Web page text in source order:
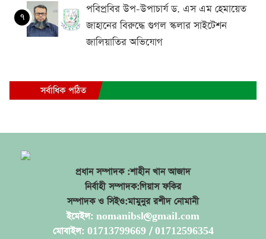
৭
পবিপ্রবির উপ-উপাচার্য ড. এস এম হেমায়েত
জাহানের বিরুদ্ধে গুগল স্কলার সাইটেশন
জালিয়াতির অভিযোগ
সর্বাধিক পঠিত
প্রধান সম্পাদক :শাহীন খান আজাদ
নির্বাহী সম্পাদক:গিয়াস ফকির
সম্পাদক ও সিইও:মামুনুর রশীদ নোমানী
ইমেইল: nomanibsl@gmail.com
মোবাইল: 01713799669 / 01712596354